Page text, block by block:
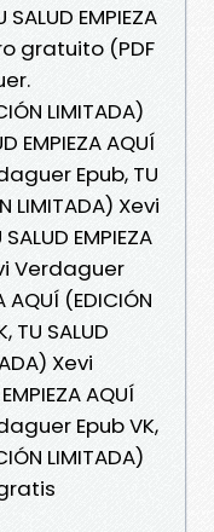
EMPIEZA
gratuito (PDF
LIMITADA)
EMPIEZA AQUÍ
Epub, TU
LIMITADA) Xevi
EMPIEZA
Verdaguer
AQUÍ (EDICIÓN
TU SALUD
Xevi
AQUÍ
Epub VK,
LIMITADA)